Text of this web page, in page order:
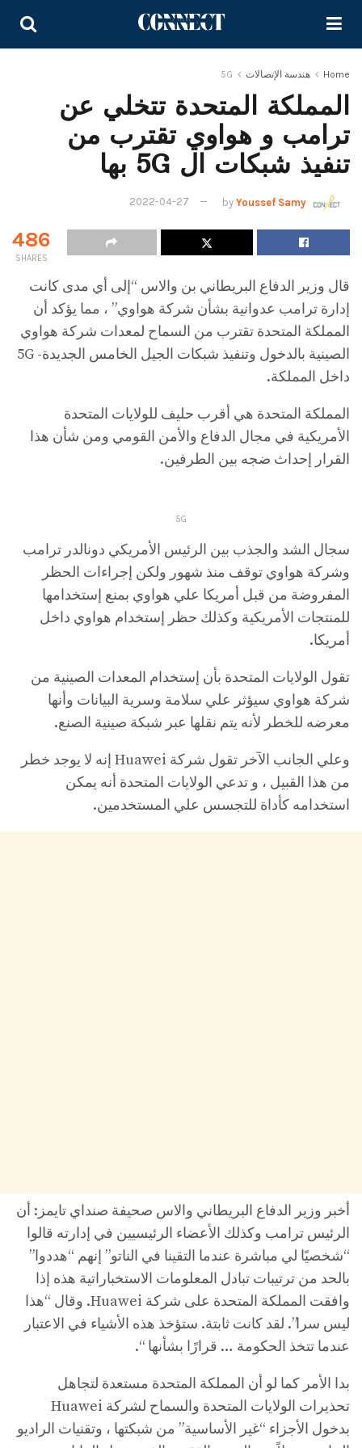
Home هندسة الإتصالات 5G
المملكة المتحدة تتخلي عن
ترامب و هواوي تقترب من
تنفيذ شبكات ال 5G بها
by Youssef Samy
2022-04-27
486
SHARES
قال وزير الدفاع البريطاني بن والاس “إلى أي مدى كانت
إدارة ترامب عدوانية بشأن شركة هواوي” ، مما يؤكد أن
المملكة المتحدة تقترب من السماح لمعدات شركة هواوي
الصينية بالدخول وتنفيذ شبكات الجيل الخامس الجديدة- 5G
داخل المملكة.
المملكة المتحدة هي أقرب حليف للولايات المتحدة
الأمريكية في مجال الدفاع والأمن القومي ومن شأن هذا
القرار إحداث ضجه بين الطرفين.
5G
سجال الشد والجذب بين الرئيس الأمريكي دونالدر ترامب
وشركة هواوي توقف منذ شهور ولكن إجراءات الحظر
المفروضة من قبل أمريكا علي هواوي بمنع إستخدامها
للمنتجات الأمريكية وكذلك حظر إستخدام هواوي داخل
أمريكا.
تقول الولايات المتحدة بأن إستخدام المعدات الصينية من
شركة هواوي سيؤثر علي سلامة وسرية البيانات وأنها
معرضه للخطر لأنه يتم نقلها عبر شبكة صينية الصنع.
وعلي الجانب الآخر تقول شركة Huawei إنه لا يوجد خطر
من هذا القبيل ، و تدعي الولايات المتحدة أنه يمكن
استخدامه كأداة للتجسس علي المستخدمين.
أخبر وزير الدفاع البريطاني والاس صحيفة صنداي تايمز: أن
الرئيس ترامب وكذلك الأعضاء الرئيسيين في إدارته قالوا
“شخصيًا لي مباشرة عندما التقينا في الناتو” إنهم “هددوا”
بالحد من ترتيبات تبادل المعلومات الاستخباراتية هذه إذا
وافقت المملكة المتحدة على شركة Huawei. وقال “هذا
ليس سرا”. لقد كانت ثابتة. ستؤخذ هذه الأشياء في الاعتبار
عندما تتخذ الحكومة … قرارًا بشأنها “.
بدا الأمر كما لو أن المملكة المتحدة مستعدة لتجاهل
تحذيرات الولايات المتحدة والسماح لشركة Huawei
بدخول الأجزاء “غير الأساسية” من شبكتها ، وتقنيات الراديو